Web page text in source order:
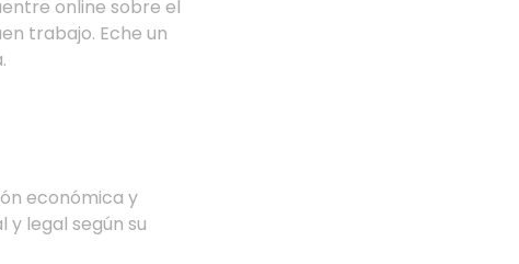
online sobre el
trabajo. Eche un
económica y
legal según su